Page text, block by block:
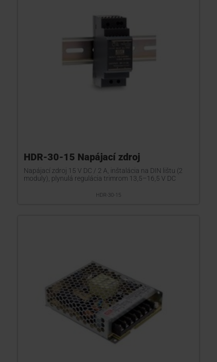
HDR-30-15 Napájací zdroj
Napájací zdroj 15 V DC / 2 A, inštalácia na DIN lištu (2
moduly), plynulá regulácia trimrom 13,5–16,5 V DC
HDR-30-15